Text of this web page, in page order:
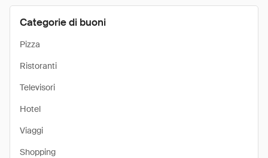
Categorie di buoni
Pizza
Ristoranti
Televisori
Hotel
Viaggi
Shopping